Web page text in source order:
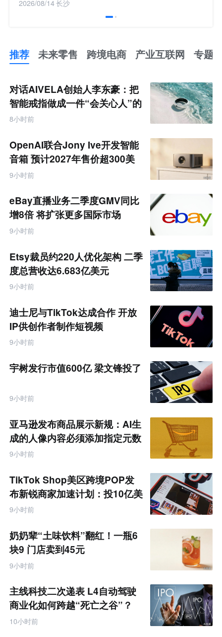
2026/08/14长沙
推荐 未来零售 跨境电商 产业互联网 专题
来
零
售
跨
境
产
业
互
联
网
对话AIVELA创始人李东豪：把
智能戒指做成一件“会关心人”的
饰品
8小时前
OpenAI联合Jony Ive开发智能
音箱 预计2027年售价超300美
元
9小时前
eBay直播业务二季度GMV同比
增8倍 将扩张更多国际市场
9小时前
Etsy裁员约220人优化架构 二季
度总营收达6.683亿美元
9小时前
迪士尼与TikTok达成合作 开放
IP供创作者制作短视频
9小时前
宇树发行市值600亿 梁文锋投了
9小时前
亚马逊发布商品展示新规：AI生
成的人像内容必须添加指定元数
据
9小时前
TikTok Shop美区跨境POP发
布新锐商家加速计划：投10亿美
金资源帮扶四类商家
9小时前
奶奶辈“土味饮料”翻红！一瓶6
块9 门店卖到45元
9小时前
主线科技二次递表 L4自动驾驶
商业化如何跨越“死亡之谷”？
10小时前